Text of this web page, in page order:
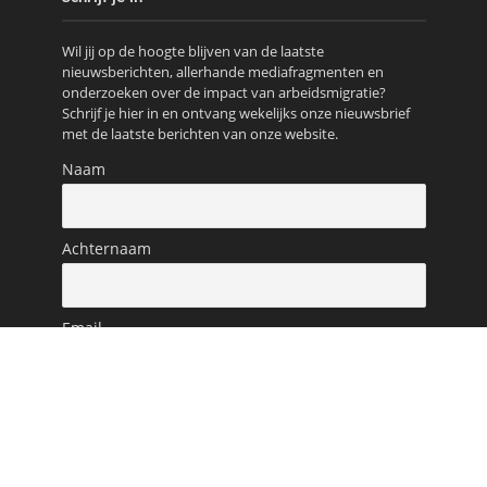
Wil jij op de hoogte blijven van de laatste
nieuwsberichten, allerhande mediafragmenten en
onderzoeken over de impact van arbeidsmigratie?
Schrijf je hier in en ontvang wekelijks onze nieuwsbrief
met de laatste berichten van onze website.
Naam
Achternaam
Email